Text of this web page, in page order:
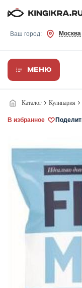
Ваш город: Москва
Меню
Каталог Кулинария
В избранное